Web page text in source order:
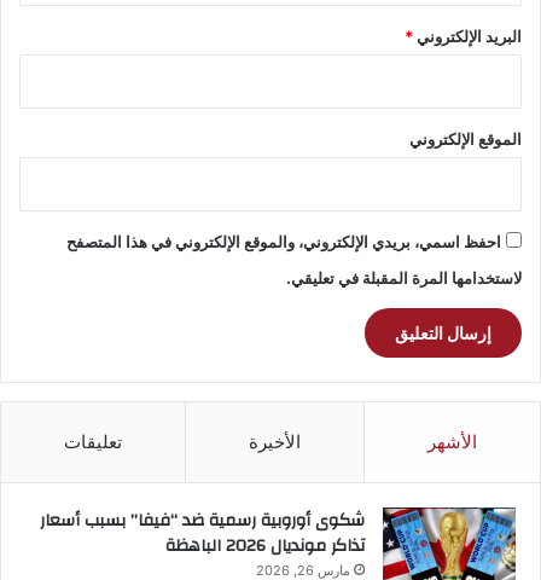
البريد الإلكتروني*
الموقع الإلكتروني
احفظ اسمي، بريدي الإلكتروني، والموقع الإلكتروني في هذا المتصفح
لاستخدامها المرة المقبلة في تعليقي.
الأشهر الأخيرة تعليقات
شكوى أوروبية رسمية ضد “فيفا” بسبب أسعار
تذاكر مونديال 2026 الباهظة
مارس 26, 2026